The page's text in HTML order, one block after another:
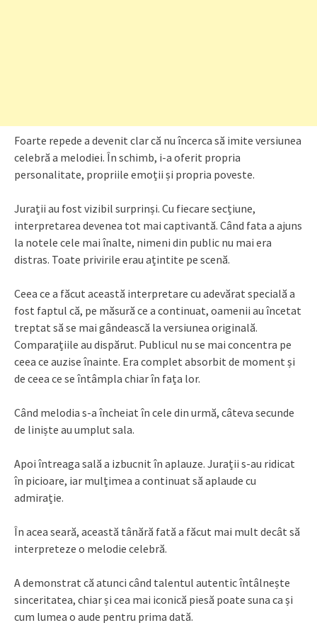
Foarte repede a devenit clar că nu încerca să imite versiunea
celebră a melodiei. În schimb, i-a oferit propria
personalitate, propriile emoții și propria poveste.
Jurații au fost vizibil surprinși. Cu fiecare secțiune,
interpretarea devenea tot mai captivantă. Când fata a ajuns
la notele cele mai înalte, nimeni din public nu mai era
distras. Toate privirile erau ațintite pe scenă.
Ceea ce a făcut această interpretare cu adevărat specială a
fost faptul că, pe măsură ce a continuat, oamenii au încetat
treptat să se mai gândească la versiunea originală.
Comparațiile au dispărut. Publicul nu se mai concentra pe
ceea ce auzise înainte. Era complet absorbit de moment și
de ceea ce se întâmpla chiar în fața lor.
Când melodia s-a încheiat în cele din urmă, câteva secunde
de liniște au umplut sala.
Apoi întreaga sală a izbucnit în aplauze. Jurații s-au ridicat
în picioare, iar mulțimea a continuat să aplaude cu
admirație.
În acea seară, această tânără fată a făcut mai mult decât să
interpreteze o melodie celebră.
A demonstrat că atunci când talentul autentic întâlnește
sinceritatea, chiar și cea mai iconică piesă poate suna ca și
cum lumea o aude pentru prima dată.